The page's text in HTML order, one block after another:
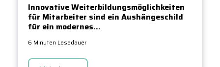
Innovative Weiterbildungsmöglichkeiten
für Mitarbeiter sind ein Aushängeschild
für ein modernes...
6 Minuten Lesedauer